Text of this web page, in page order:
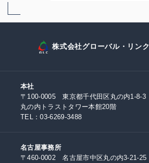
株式会社グローバル・リンク
本社
〒100-0005 東京都千代田区丸の内1-8-3
丸の内トラストタワー本館20階
TEL：03-6269-3488
名古屋事務所
〒460-0002 名古屋市中区丸の内3-21-25